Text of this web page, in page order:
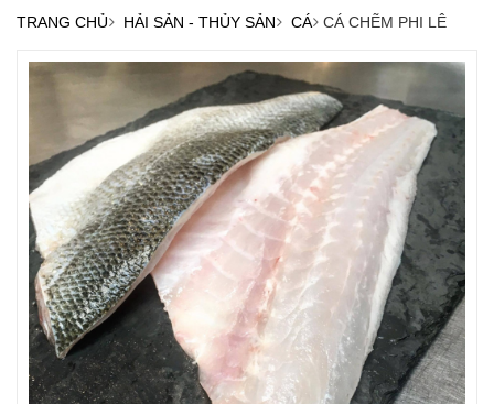
TRANG CHỦ HẢI SẢN - THỦY SẢN CÁ CÁ CHẼM PHI LÊ